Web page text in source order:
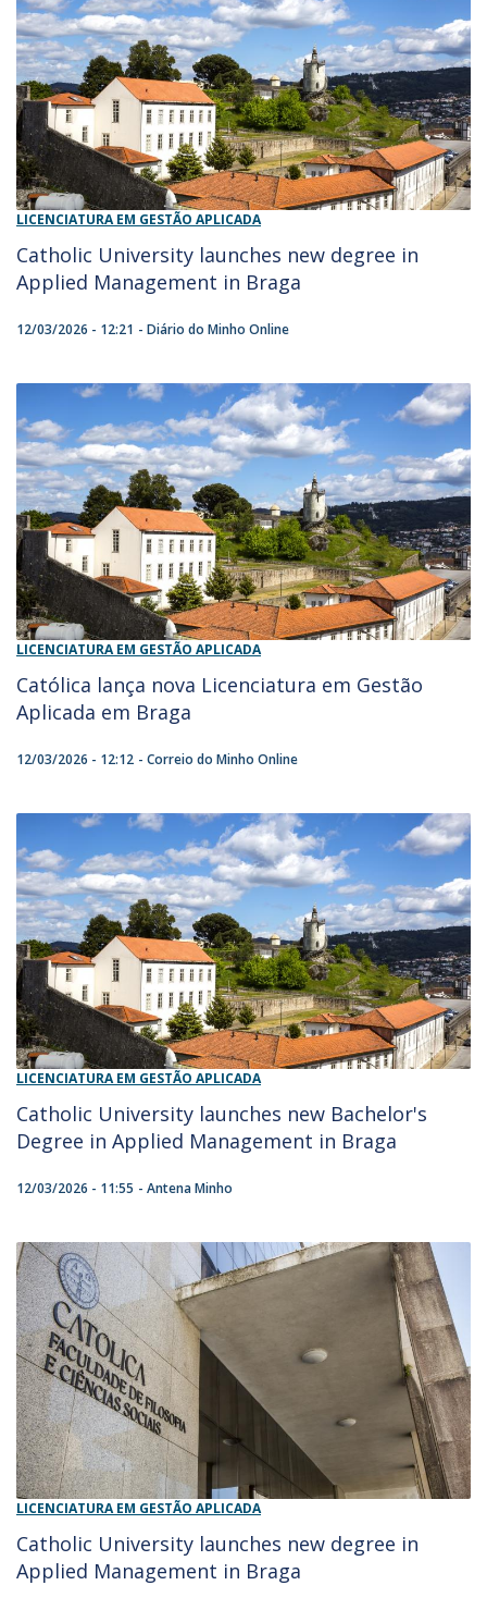
LICENCIATURA EM GESTÃO APLICADA
Catholic University launches new degree in
Applied Management in Braga
12/03/2026 - 12:21 Diário do Minho Online
LICENCIATURA EM GESTÃO APLICADA
Católica lança nova Licenciatura em Gestão
Aplicada em Braga
12/03/2026 - 12:12 Correio do Minho Online
LICENCIATURA EM GESTÃO APLICADA
Catholic University launches new Bachelor's
Degree in Applied Management in Braga
12/03/2026 - 11:55 Antena Minho
LICENCIATURA EM GESTÃO APLICADA
Catholic University launches new degree in
Applied Management in Braga